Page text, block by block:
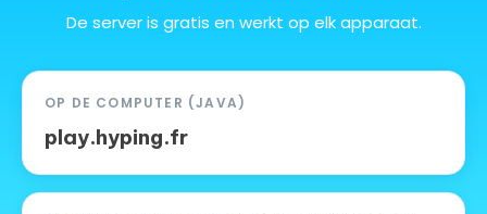
De server is gratis en werkt op elk apparaat.
OP DE COMPUTER (JAVA)
play.hyping.fr